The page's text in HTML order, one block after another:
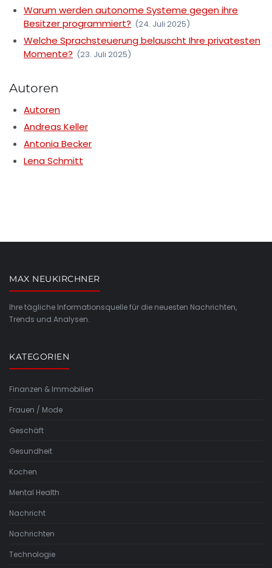
Warum werden autonome Systeme gegen ihre
Besitzer programmiert? (24. Juli 2025)
Welche Sprachsteuerung belauscht Ihre privatesten
Momente? (23. Juli 2025)
Autoren
Autoren
Andreas Keller
Antonia Becker
Lena Schmitt
MAX NEUKIRCHNER
Ihre tägliche Informationsquelle für die neuesten Nachrichten,
Trends und Analysen.
KATEGORIEN
Finanzen & Immobilien
Frauen / Mode
Geschäft
Gesundheit
Kochen
Mental Health
Nachricht
Nachrichten
Technologie